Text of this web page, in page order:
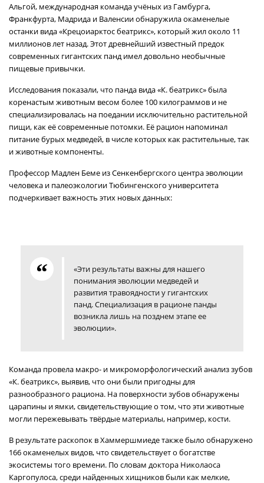
Альгой, международная команда учёных из Гамбурга,
Франкфурта, Мадрида и Валенсии обнаружила окаменелые
останки вида «Крецоиарктос беатрикс», который жил около 11
миллионов лет назад. Этот древнейший известный предок
современных гигантских панд имел довольно необычные
пищевые привычки.
Исследования показали, что панда вида «К. беатрикс» была
коренастым животным весом более 100 килограммов и не
специализировалась на поедании исключительно растительной
пищи, как её современные потомки. Её рацион напоминал
питание бурых медведей, в числе которых как растительные, так
и животные компоненты.
Профессор Мадлен Беме из Сенкенбергского центра эволюции
человека и палеоэкологии Тюбингенского университета
подчеркивает важность этих новых данных:
«Эти результаты важны для нашего
понимания эволюции медведей и
развития травоядности у гигантских
панд. Специализация в рационе панды
возникла лишь на позднем этапе ее
эволюции».
Команда провела макро- и микроморфологический анализ зубов
«К. беатрикс», выявив, что они были пригодны для
разнообразного рациона. На поверхности зубов обнаружены
царапины и ямки, свидетельствующие о том, что эти животные
могли пережевывать твёрдые материалы, например, кости.
В результате раскопок в Хаммершмиеде также было обнаружено
166 окаменелых видов, что свидетельствует о богатстве
экосистемы того времени. По словам доктора Николаоса
Каргопулоса, среди найденных хищников были как мелкие,